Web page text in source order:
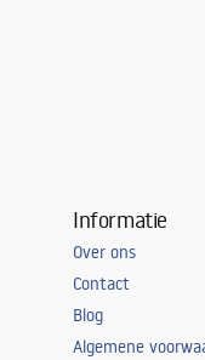
Informatie
Over ons
Contact
Blog
Algemene